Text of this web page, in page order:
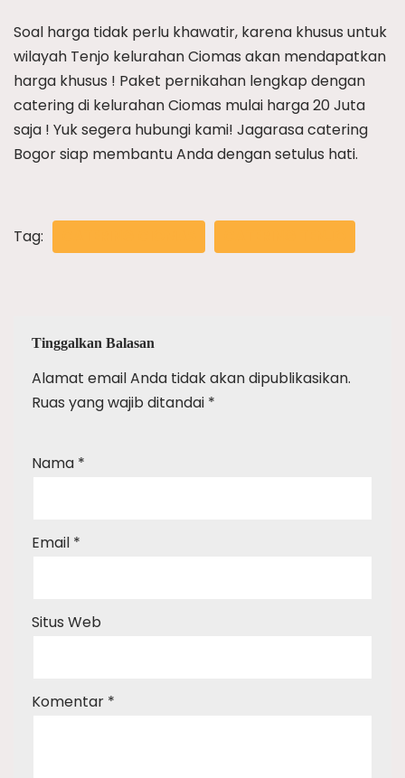
Soal harga tidak perlu khawatir, karena khusus untuk
wilayah Tenjo kelurahan Ciomas akan mendapatkan
harga khusus ! Paket pernikahan lengkap dengan
catering di kelurahan Ciomas mulai harga 20 Juta
saja ! Yuk segera hubungi kami! Jagarasa catering
Bogor siap membantu Anda dengan setulus hati.
Tag:
Tinggalkan Balasan
Alamat email Anda tidak akan dipublikasikan.
Ruas yang wajib ditandai *
Nama *
Email *
Situs Web
Komentar *